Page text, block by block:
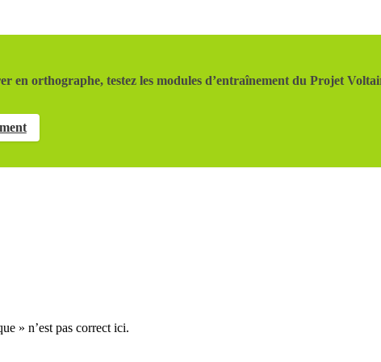
en orthographe, testez les modules d’entraînement du Projet
» n’est pas correct ici.